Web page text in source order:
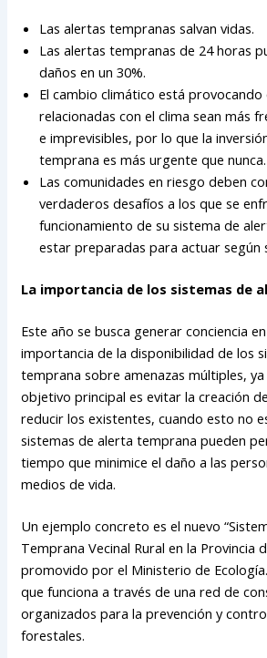
Las alertas tempranas salvan vidas.
Las alertas tempranas de 24 horas
daños en un 30%.
El cambio climático está provocando
relacionadas con el clima sean más
e imprevisibles, por lo que la
temprana es más urgente que nunca.
Las comunidades en riesgo deben
verdaderos desafíos a los que se
funcionamiento de su sistema de
estar preparadas para actuar según
La importancia de los sistemas de
Este año se busca generar conciencia
importancia de la disponibilidad de los
temprana sobre amenazas múltiples, ya
objetivo principal es evitar la creación
reducir los existentes, cuando esto no
sistemas de alerta temprana pueden
tiempo que minimice el daño a las
medios de vida.
Un ejemplo concreto es el nuevo
Temprana Vecinal Rural en la Provincia
promovido por el Ministerio de
que funciona a través de una red de
organizados para la prevención y
forestales.